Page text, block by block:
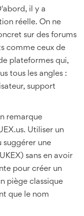
il y a
réelle. On ne
sur des forums
comme ceux de
plateformes qui,
tous les angles :
support
remarque
Utiliser un
suggérer une
sans en avoir
pour créer un
piège classique
que le nom